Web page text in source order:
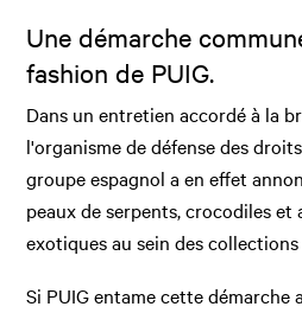
Une démarche
fashion de PUIG.
Dans un entretien accordé à la
l'organisme de défense des
groupe espagnol a en effet
peaux de serpents, crocodiles et
exotiques au sein des
Si PUIG entame cette démarche